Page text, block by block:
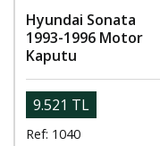
Hyundai Sonata
1993-1996 Motor
Kaputu
9.521 TL
Ref: 1040